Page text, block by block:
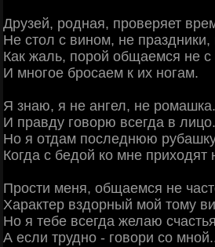
Друзей, родная, проверяет
Не стол с вином, не праздники,
Как жаль, порой общаемся не с
И многое бросаем к их ногам.
Я знаю, я не ангел, не ромашка.
И правду говорю всегда в лицо.
Но я отдам последнюю
Когда с бедой ко мне приходят
Прости меня, общаемся не
Характер вздорный мой тому
Но я тебе всегда желаю
А если трудно - говори со